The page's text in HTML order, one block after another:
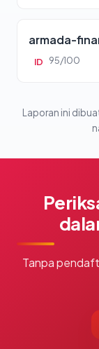
armada-
ID 95/100
Laporan ini
Tanpa